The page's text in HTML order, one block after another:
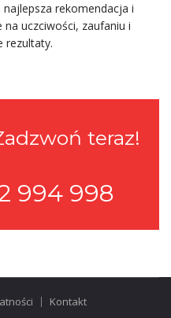
rekomendacja i
uczciwości, zaufaniu i
rezultaty.
teraz!
994 998
Kontakt